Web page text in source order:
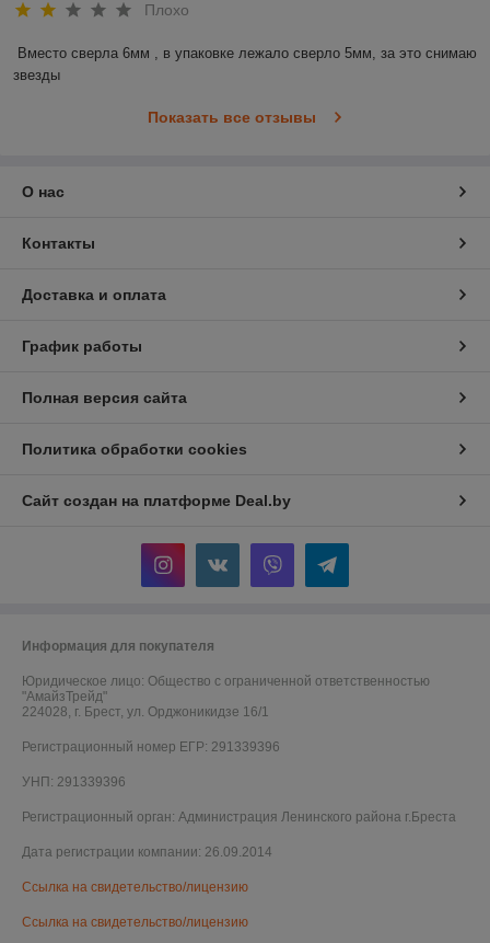
Плохо
Вместо сверла 6мм , в упаковке лежало сверло 5мм, за это снимаю
звезды
Показать все отзывы
О нас
Контакты
Доставка и оплата
График работы
Полная версия сайта
Политика обработки cookies
Сайт создан на платформе Deal.by
Информация для покупателя
Юридическое лицо: Общество с ограниченной ответственностью
"АмайзТрейд"
224028, г. Брест, ул. Орджоникидзе 16/1
Регистрационный номер ЕГР: 291339396
УНП: 291339396
Регистрационный орган: Администрация Ленинского района г.Бреста
Дата регистрации компании: 26.09.2014
Ссылка на свидетельство/лицензию
Ссылка на свидетельство/лицензию